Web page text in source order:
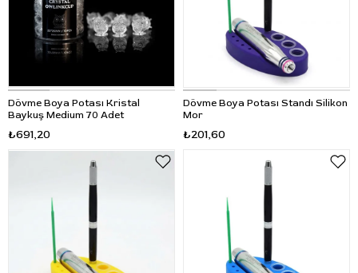
Dövme Boya Potası Kristal
Baykuş Medium 70 Adet
₺691,20
Dövme Boya Potası Standı Silikon
Mor
₺201,60